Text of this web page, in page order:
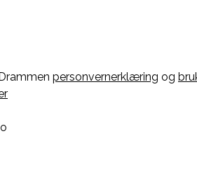
personvernerklæring og